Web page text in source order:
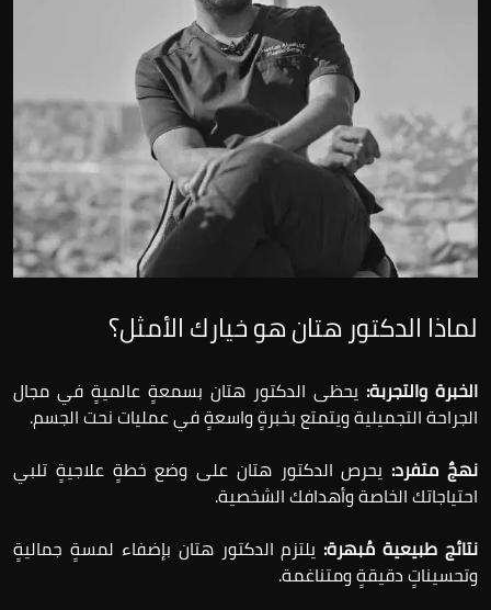
لماذا الدكتور هتان هو خيارك الأمثل؟
الخبرة والتجربة: يحظى الدكتور هتان بسمعةٍ عالميةٍ في مجال
الجراحة التجميلية ويتمتع بخبرةٍ واسعةٍ في عمليات نحت الجسم.
نهجٌ متفرد: يحرص الدكتور هتان على وضع خطةٍ علاجيةٍ تلبي
احتياجاتك الخاصة وأهدافك الشخصية.
نتائج طبيعية مُبهرة: يلتزم الدكتور هتان بإضفاء لمسةٍ جماليةٍ
وتحسيناتٍ دقيقةٍ ومتناغمة.